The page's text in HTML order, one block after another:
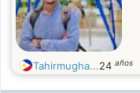
Tahirmugha...24 años